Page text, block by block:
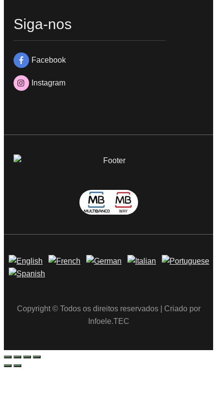
Siga-nos
Facebook
Instagram
Copyright © Todos os direitos reservados | Criado por
Infoele.TEC